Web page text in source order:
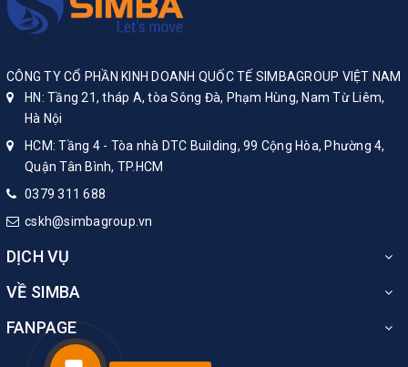
CÔNG TY CỔ PHẦN KINH DOANH QUỐC TẾ SIMBAGROUP VIỆT NAM
HN: Tầng 21, tháp A, tòa Sông Đà, Phạm Hùng, Nam Từ Liêm,
Hà Nội
HCM: Tầng 4 - Tòa nhà DTC Building, 99 Cộng Hòa, Phường 4,
Quận Tân Bình, TP.HCM
0379 311 688
cskh@simbagroup.vn
DỊCH VỤ
VỀ SIMBA
FANPAGE